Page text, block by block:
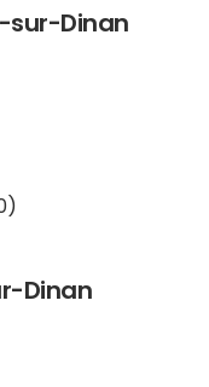
sur-Dinan
Dinan